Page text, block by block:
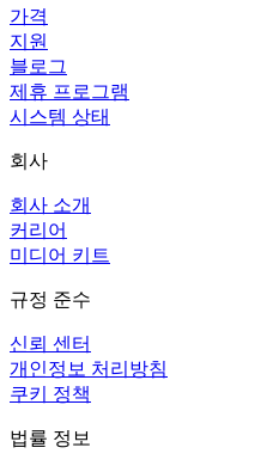
가격
지원
블로그
제휴 프로그램
시스템 상태
회사
회사 소개
커리어
미디어 키트
규정 준수
신뢰 센터
개인정보 처리방침
쿠키 정책
법률 정보